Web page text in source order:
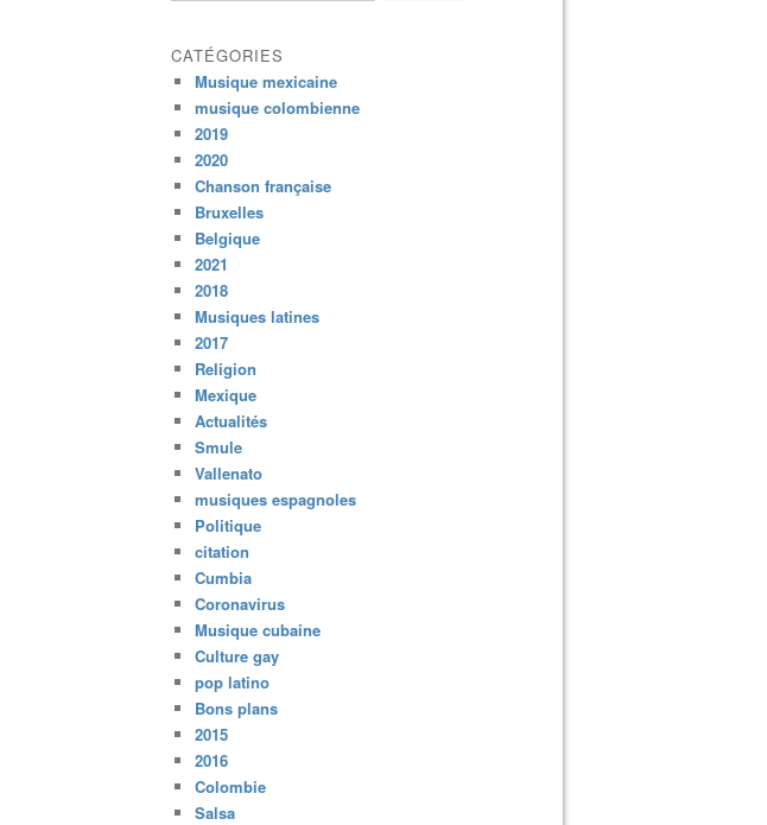
CATÉGORIES
Musique mexicaine
musique colombienne
2019
2020
Chanson française
Bruxelles
Belgique
2021
2018
Musiques latines
2017
Religion
Mexique
Actualités
Smule
Vallenato
musiques espagnoles
Politique
citation
Cumbia
Coronavirus
Musique cubaine
Culture gay
pop latino
Bons plans
2015
2016
Colombie
Salsa